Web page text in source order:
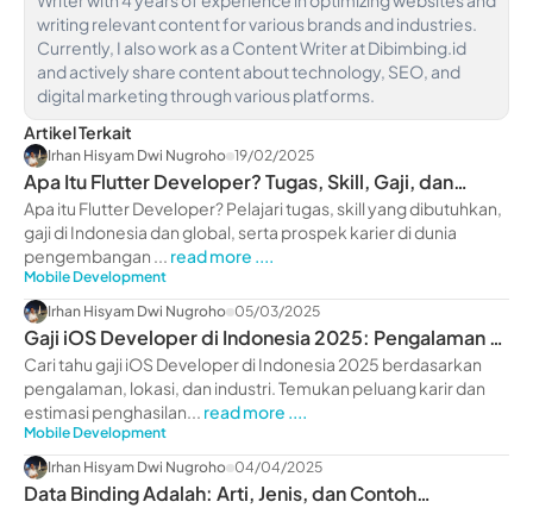
writing relevant content for various brands and industries.
Currently, I also work as a Content Writer at Dibimbing.id
and actively share content about technology, SEO, and
digital marketing through various platforms.
Artikel Terkait
Irhan Hisyam Dwi Nugroho 19/02/2025
Apa Itu Flutter Developer? Tugas, Skill, Gaji, dan
Karier
Apa itu Flutter Developer? Pelajari tugas, skill yang dibutuhkan,
gaji di Indonesia dan global, serta prospek karier di dunia
pengembangan ... read more ....
Mobile Development
Irhan Hisyam Dwi Nugroho 05/03/2025
Gaji iOS Developer di Indonesia 2025: Pengalaman &
Lokasi
Cari tahu gaji iOS Developer di Indonesia 2025 berdasarkan
pengalaman, lokasi, dan industri. Temukan peluang karir dan
estimasi penghasilan... read more ....
Mobile Development
Irhan Hisyam Dwi Nugroho 04/04/2025
Data Binding Adalah: Arti, Jenis, dan Contoh